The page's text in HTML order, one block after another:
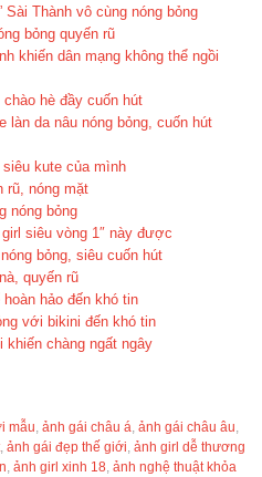
Sài Thành vô cùng nóng bỏng
bỏng quyến rũ
khiến dân mạng không thể ngồi
hè đầy cuốn hút
làn da nâu nóng bỏng, cuốn hút
kute của mình
rũ, nóng mặt
nóng bỏng
siêu vòng 1″ này được
bỏng, siêu cuốn hút
quyến rũ
hảo đến khó tin
với bikini đến khó tin
khiến chàng ngất ngây
mẫu, ảnh gái châu á, ảnh gái châu âu,
, ảnh gái đẹp thế giới, ảnh girl dễ thương
, ảnh girl xinh 18, ảnh nghệ thuật khỏa